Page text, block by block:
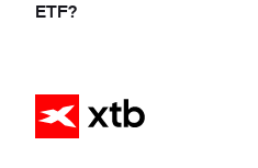
ETF?